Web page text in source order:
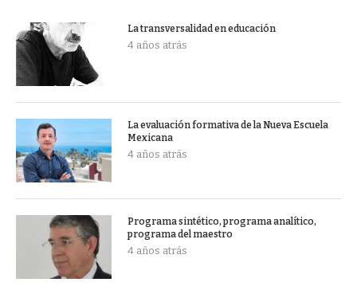
La transversalidad en educación
4 años atrás
La evaluación formativa de la Nueva Escuela
Mexicana
4 años atrás
Programa sintético, programa analítico,
programa del maestro
4 años atrás